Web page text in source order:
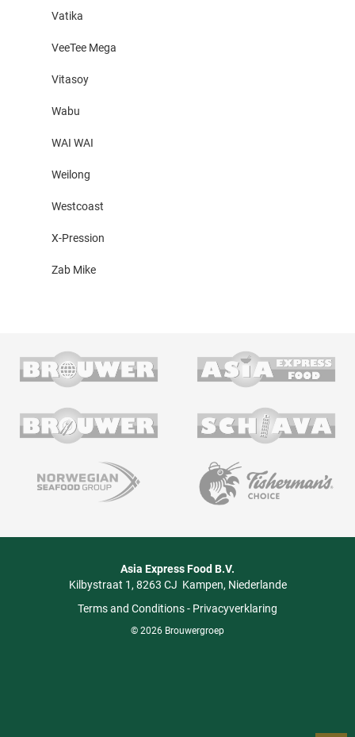
Vatika
VeeTee Mega
Vitasoy
Wabu
WAI WAI
Weilong
Westcoast
X-Pression
Zab Mike
Asia Express Food B.V.
Kilbystraat 1 8263 CJ Kampen Niederlande
Terms and Conditions- Privacyverklaring
© 2026 Brouwergroep